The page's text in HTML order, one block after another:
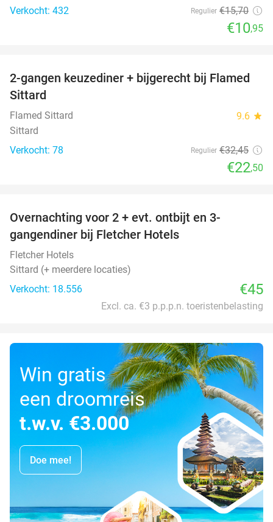
Verkocht: 432
Regulier €15,70
€10,95
31%
2-gangen keuzediner + bijgerecht bij Flamed
Sittard
Flamed Sittard 9.6 star
Sittard
Verkocht: 78
Regulier €32,45
€22,50
Overnachting voor 2 + evt. ontbijt en 3-
gangendiner bij Fletcher Hotels
Fletcher Hotels
Sittard (+ meerdere locaties)
Verkocht: 18.556
€45
Excl. ca. €3 p.p.p.n. toeristenbelasting
Win gratis
een droomreis
t.w.v. €3.000
Doe mee!